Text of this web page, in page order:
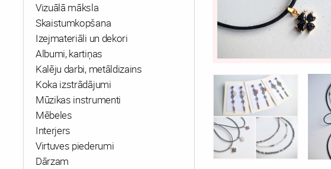
Vizuālā māksla
Skaistumkopšana
Izejmateriāli un dekori
Albumi, kartiņas
Kalēju darbi, metāldizains
Koka izstrādājumi
Mūzikas instrumenti
Mēbeles
Interjers
Virtuves piederumi
Dārzam